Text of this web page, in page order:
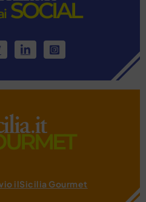
ilSicilia Gourmet